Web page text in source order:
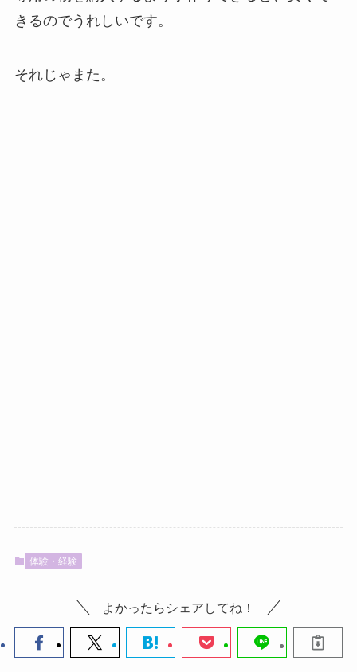
きるのでうれしいです。
それじゃまた。
体験・経験
よかったらシェアしてね！